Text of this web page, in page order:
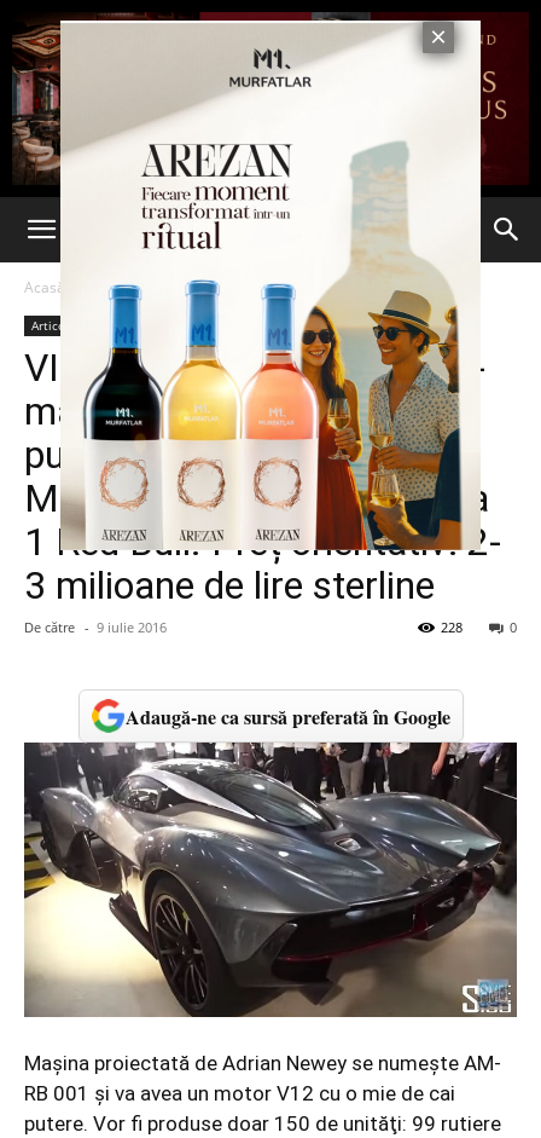
Acasă Articole
Articole
VIDEO. Aceasta este super-
mașina de 1.000 de cai
putere creată de Aston
Martin și echipa de Formula
1 Red Bull. Preț orientativ: 2-
3 milioane de lire sterline
De către - 9 iulie 2016 0
228
Adaugă-ne ca sursă preferată în Google
Maşina proiectată de Adrian Newey se numeşte AM-
RB 001 şi va avea un motor V12 cu o mie de cai
putere. Vor fi produse doar 150 de unităţi: 99 rutiere